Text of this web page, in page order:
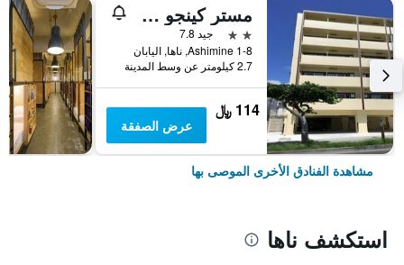
مستر كينجو فايوليت كوكوماي
2 نجمتين
جيد 7.8
1-8 Ashimine, ناها, اليابان
2.7 كيلومتر عن وسط المدينة
114 ﷼
عرض الصفقة
مشاهدة الفنادق الأخرى الموصى بها
استكشف ناها